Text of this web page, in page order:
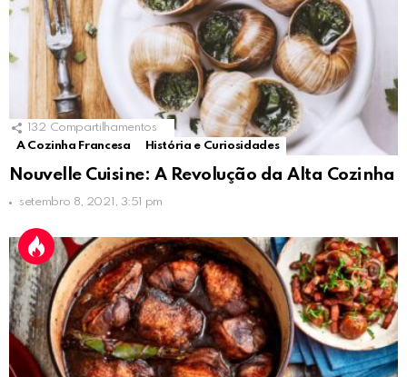
132 Compartilhamentos
A Cozinha Francesa
História e Curiosidades
Nouvelle Cuisine: A Revolução da Alta Cozinha
setembro 8, 2021, 3:51 pm